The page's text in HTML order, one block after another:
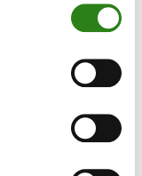
Pepe Agell, ha
emprenedor, i
«en un món